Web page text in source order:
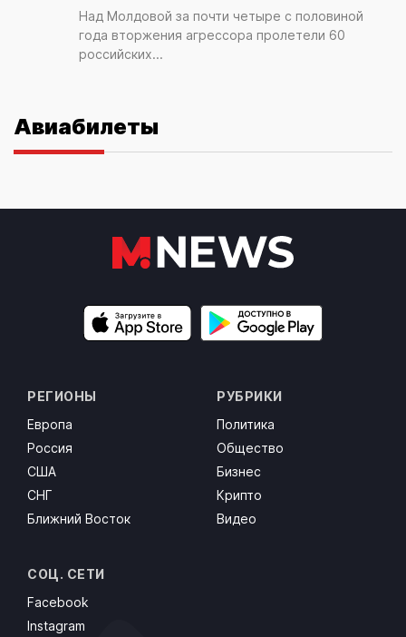
Над Молдовой за почти четыре с половиной
года вторжения агрессора пролетели 60
российских...
Авиабилеты
РЕГИОНЫ
Европа
Россия
США
СНГ
Ближний Восток
РУБРИКИ
Политика
Общество
Бизнес
Крипто
Видео
СОЦ. СЕТИ
Facebook
Instagram